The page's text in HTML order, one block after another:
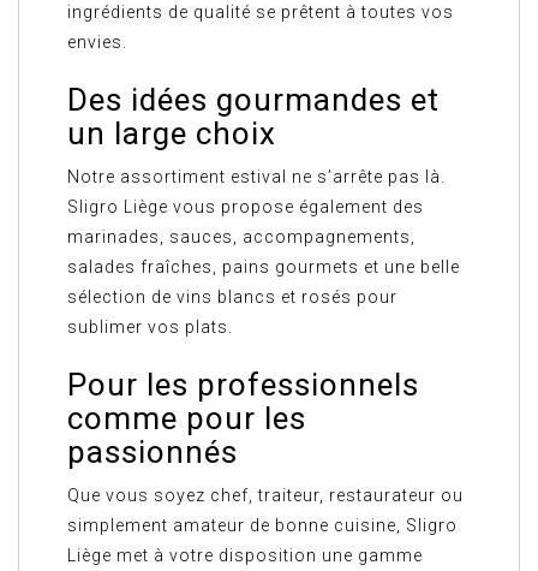
ingrédients de qualité se prêtent à toutes vos
envies.
Des idées gourmandes et
un large choix
Notre assortiment estival ne s’arrête pas là.
Sligro Liège vous propose également des
marinades, sauces, accompagnements,
salades fraîches, pains gourmets et une belle
sélection de vins blancs et rosés pour
sublimer vos plats.
Pour les professionnels
comme pour les
passionnés
Que vous soyez chef, traiteur, restaurateur ou
simplement amateur de bonne cuisine, Sligro
Liège met à votre disposition une gamme